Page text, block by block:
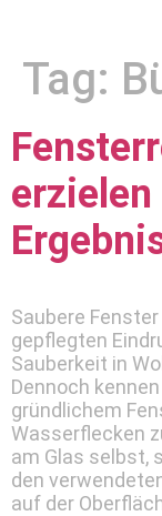
Tag:
Saubere
gepflegten
Sauberkeit in
Dennoch
gründlichem
Wasserflecken
am Glas selbst,
den
auf der